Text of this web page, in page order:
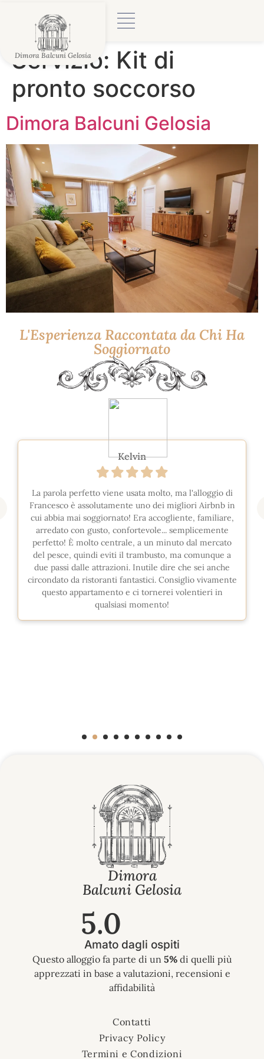
Dimora Balcuni Gelosia
Servizio: Kit di
pronto soccorso
Dimora Balcuni Gelosia
L'Esperienza Raccontata da Chi Ha
Soggiornato
Kelvin
La parola perfetto viene usata molto, ma l'alloggio di
Francesco è assolutamente uno dei migliori Airbnb in
cui abbia mai soggiornato! Era accogliente, familiare,
arredato con gusto, confortevole... semplicemente
perfetto! È molto centrale, a un minuto dal mercato
del pesce, quindi eviti il trambusto, ma comunque a
due passi dalle attrazioni. Inutile dire che sei anche
circondato da ristoranti fantastici. Consiglio vivamente
questo appartamento e ci tornerei volentieri in
qualsiasi momento!
Dimora
Balcuni Gelosia
5.0
Amato dagli ospiti
Questo alloggio fa parte di un 5%di quelli più
apprezzati in base a valutazioni, recensioni e
affidabilità
Contatti
Privacy Policy
Termini e Condizioni